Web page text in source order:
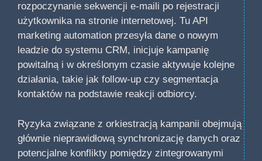
rozpoczynanie sekwencji e-maili po rejestracji
użytkownika na stronie internetowej. Tu API
marketing automation przesyła dane o nowym
leadzie do systemu CRM, inicjuje kampanię
powitalną i w określonym czasie aktywuje kolejne
działania, takie jak follow-up czy segmentacja
kontaktów na podstawie reakcji odbiorcy.
Ryzyka związane z orkiestracją kampanii obejmują
głównie nieprawidłową synchronizację danych oraz
potencjalne konflikty pomiędzy zintegrowanymi